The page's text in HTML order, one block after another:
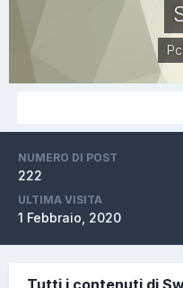
NUMERO DI POST
222
ULTIMA VISITA
1 Febbraio, 2020
Tutti i contenuti di